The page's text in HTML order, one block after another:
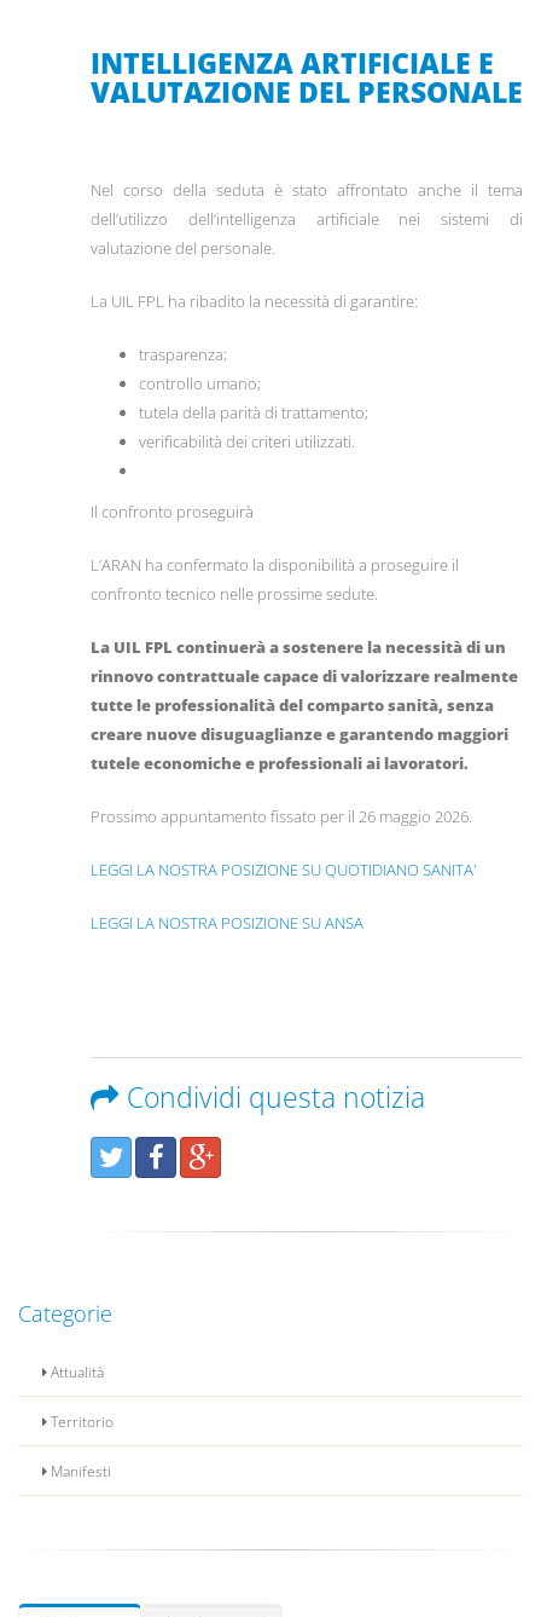
INTELLIGENZA ARTIFICIALE E
VALUTAZIONE DEL PERSONALE
Nel corso della seduta è stato affrontato anche il tema
dell’utilizzo dell’intelligenza artificiale nei sistemi di
valutazione del personale.
La UIL FPL ha ribadito la necessità di garantire:
trasparenza;
controllo umano;
tutela della parità di trattamento;
verificabilità dei criteri utilizzati.
Il confronto proseguirà
L’ARAN ha confermato la disponibilità a proseguire il
confronto tecnico nelle prossime sedute.
La UIL FPL continuerà a sostenere la necessità di un
rinnovo contrattuale capace di valorizzare realmente
tutte le professionalità del comparto sanità, senza
creare nuove disuguaglianze e garantendo maggiori
tutele economiche e professionali ai lavoratori.
Prossimo appuntamento fissato per il 26 maggio 2026.
LEGGI LA NOSTRA POSIZIONE SU QUOTIDIANO SANITA'
LEGGI LA NOSTRA POSIZIONE SU ANSA
Condividi questa notizia
Categorie
Attualità
Territorio
Manifesti